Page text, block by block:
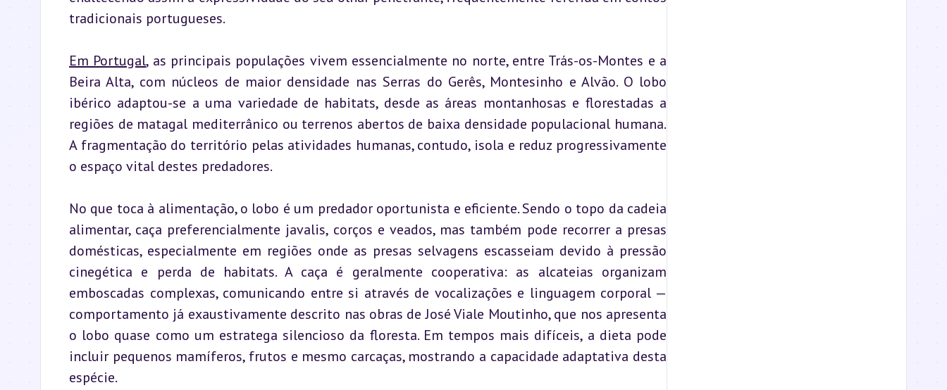
tradicionais portugueses.
Em Portugal, as principais populações vivem essencialmente no norte, entre Trás-os-Montes e a
Beira Alta, com núcleos de maior densidade nas Serras do Gerês, Montesinho e Alvão. O lobo
ibérico adaptou-se a uma variedade de habitats, desde as áreas montanhosas e florestadas a
regiões de matagal mediterrânico ou terrenos abertos de baixa densidade populacional humana.
A fragmentação do território pelas atividades humanas, contudo, isola e reduz progressivamente
o espaço vital destes predadores.
No que toca à alimentação, o lobo é um predador oportunista e eficiente. Sendo o topo da cadeia
alimentar, caça preferencialmente javalis, corços e veados, mas também pode recorrer a presas
domésticas, especialmente em regiões onde as presas selvagens escasseiam devido à pressão
cinegética e perda de habitats. A caça é geralmente cooperativa: as alcateias organizam
emboscadas complexas, comunicando entre si através de vocalizações e linguagem corporal —
comportamento já exaustivamente descrito nas obras de José Viale Moutinho, que nos apresenta
o lobo quase como um estratega silencioso da floresta. Em tempos mais difíceis, a dieta pode
incluir pequenos mamíferos, frutos e mesmo carcaças, mostrando a capacidade adaptativa desta
espécie.